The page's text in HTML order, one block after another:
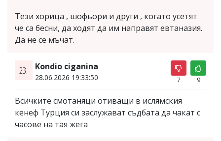
Тези хорица , шофьори и други , когато усетят
че са бесни, да ходят да им направят евтаназия.
Да не се мъчат.
23. Kondio ciganina
28.06.2026 19:33:50 7 9
Всичките смотаняци отиващи в ислямския
кенеф Турция си заслужават съдбата да чакат с
часове на тая жега